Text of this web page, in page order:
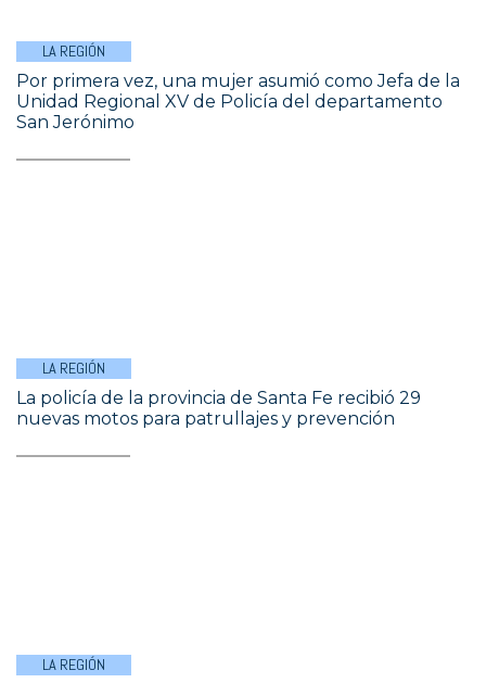
LA REGIÓN
Por primera vez, una mujer asumió como Jefa de la
Unidad Regional XV de Policía del departamento
San Jerónimo
LA REGIÓN
La policía de la provincia de Santa Fe recibió 29
nuevas motos para patrullajes y prevención
LA REGIÓN